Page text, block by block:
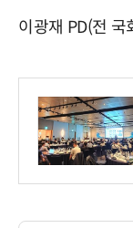
이광재 PD(전 국